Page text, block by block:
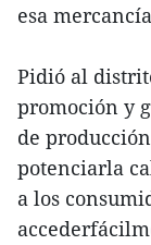
esa
Pidió al
promoción y
de
potenciarla
a los